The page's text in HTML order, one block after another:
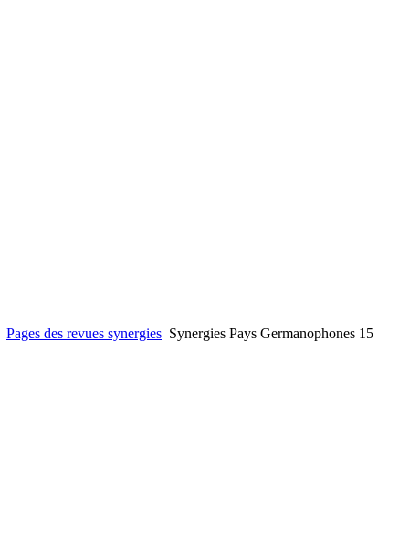
Pages des revues synergies Synergies Pays Germanophones 15